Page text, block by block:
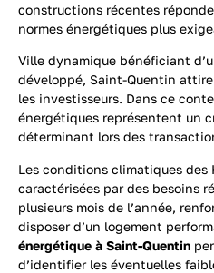
constructions récentes
normes énergétiques plus
Ville dynamique bénéficiant
développé, Saint-Quentin
les investisseurs. Dans ce
énergétiques représentent un
déterminant lors des
Les conditions climatiques des
caractérisées par des besoins
plusieurs mois de l’année,
disposer d’un logement
énergétique à Saint-Quentin
d’identifier les éventuelles